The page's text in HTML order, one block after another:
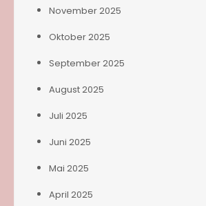
November 2025
Oktober 2025
September 2025
August 2025
Juli 2025
Juni 2025
Mai 2025
April 2025